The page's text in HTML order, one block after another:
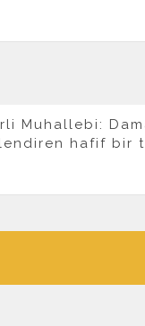
Muhallebi:
hafif bir